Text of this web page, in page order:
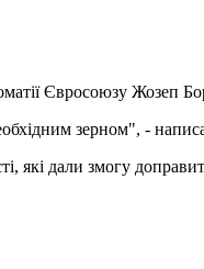
Євросоюзу Жозеп
зерном", -
дали змогу